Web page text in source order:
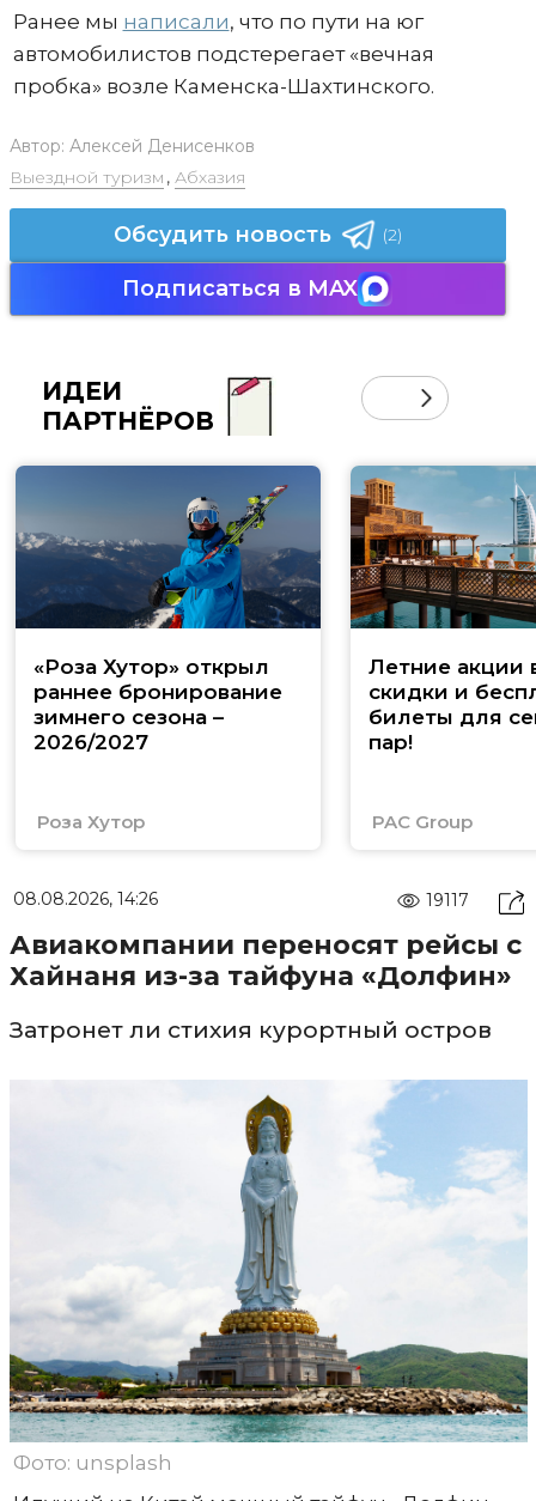
Ранее мы написали, что по пути на юг
автомобилистов подстерегает «вечная
пробка» возле Каменска-Шахтинского.
Автор: Алексей Денисенков
Выездной туризм , Абхазия
Обсудить новость (2)
Подписаться в MAX
ИДЕИ
ПАРТНЁРОВ
«Роза Хутор» открыл
раннее бронирование
зимнего сезона –
2026/2027
Роза Хутор
Летние акции
скидки и
билеты для
пар!
PAC Group
08.08.2026, 14:26 19117
Авиакомпании переносят рейсы с
Хайнаня из-за тайфуна «Долфин»
Затронет ли стихия курортный остров
Фото: unsplash